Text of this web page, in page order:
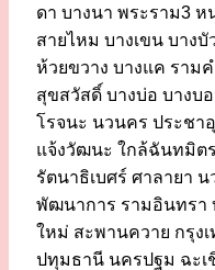
ดา บางนา พระราม3
สายไหม บางเขน บาง
ห้วยขวาง บางแค ราม
สุขสวัสดิ์ บางบ่อ บางบ
โรจนะ นวนคร ประชา
แจ้งวัฒนะ ใกล้ฉันทมิต
รัตนาธิเบศร์ ศาลายา
พัฒนาการ รามอินทรา
ใหม่ สะพานควาย กรุง
ปทุมธานี นครปฐม ฉะเ